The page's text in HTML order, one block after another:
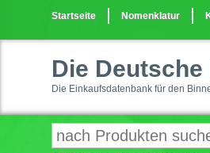
Startseite Nomenklatur
Die
Die Einkaufsdatenbank für den